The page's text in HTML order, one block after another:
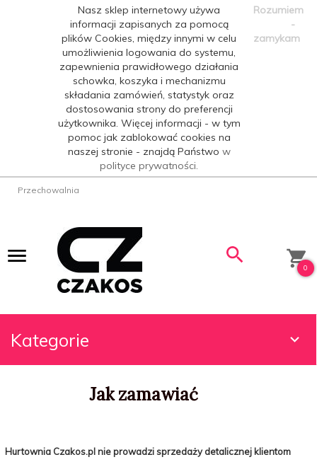
Nasz sklep internetowy używa
informacji zapisanych za pomocą
plików Cookies, między innymi w celu
umożliwienia logowania do systemu,
zapewnienia prawidłowego działania
schowka, koszyka i mechanizmu
składania zamówień, statystyk oraz
dostosowania strony do preferencji
użytkownika. Więcej informacji - w tym
pomoc jak zablokować cookies na
naszej stronie - znajdą Państwo w
polityce prywatności.
Rozumiem
-
zamykam
Przechowalnia
0
Kategorie
Jak zamawiać
Hurtownia Czakos.pl nie prowadzi sprzedaży detalicznej klientom